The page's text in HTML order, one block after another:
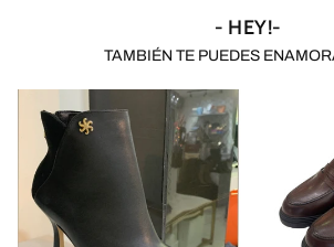
- HEY!-
TAMBIÉN TE PUEDES